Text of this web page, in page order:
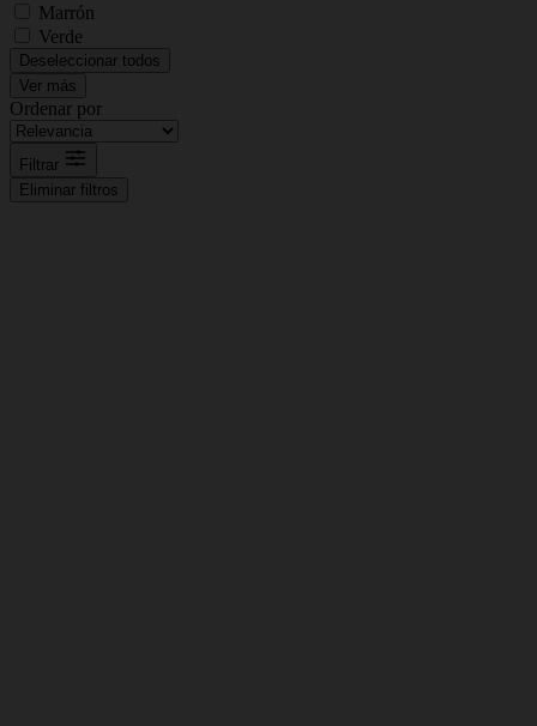
Marrón
Verde
Deseleccionar todos
Ver más
Ordenar por
Filtrar
Eliminar filtros